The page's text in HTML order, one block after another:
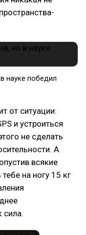
науке победил
от ситуации:
и устроиться
не сделать
А
всякие
на ногу 15 кг
сила.